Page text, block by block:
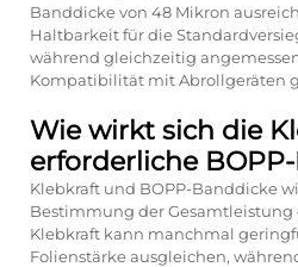
Banddicke von 48 Mikron
Haltbarkeit für die
während gleichzeitig
Kompatibilität mit Abrollgeräten
Wie wirkt sich die
erforderliche
Klebkraft und BOPP-Banddicke
Bestimmung der Gesamtleistung
Klebkraft kann manchmal
Folienstärke ausgleichen,